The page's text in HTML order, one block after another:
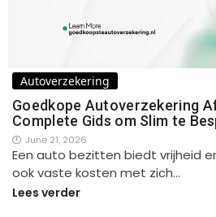
Autoverzekering
Goedkope Autoverzekering
Complete Gids om Slim te
June 21, 2026
Een auto bezitten biedt vrijheid
ook vaste kosten met zich…
Lees verder